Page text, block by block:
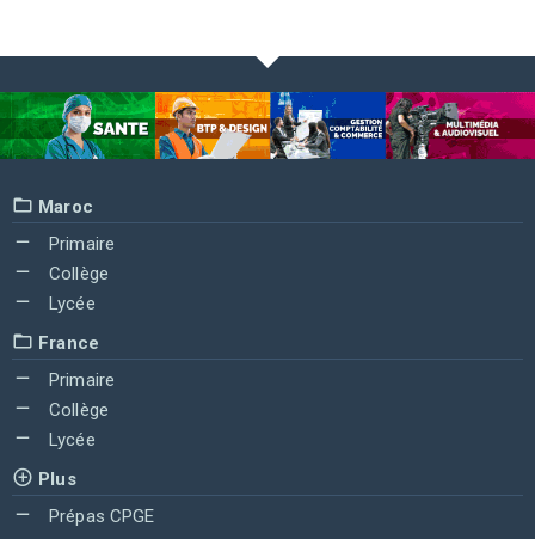
Maroc
Primaire
Collège
Lycée
France
Primaire
Collège
Lycée
Plus
Prépas CPGE